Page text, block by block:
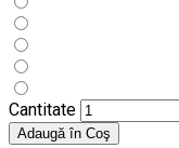
Cantitate